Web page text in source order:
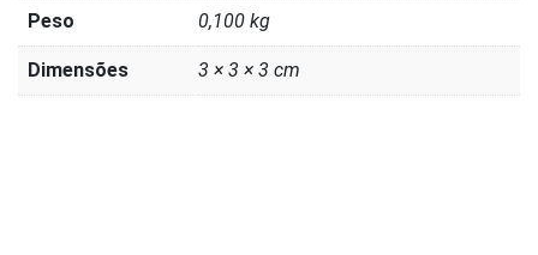
Peso 0,100 kg
Dimensões 3 × 3 × 3 cm